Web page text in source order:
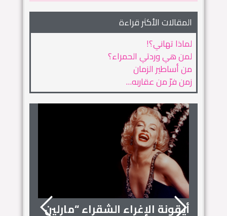
المقالات الأكثر قراءة
لماذا تهاني؟!
لمن هي وردتي الحمراء؟
من أساطير الزمان
زمن فرّ من عقاربه…
أيقونة الإغراء الشقراء “مارلين